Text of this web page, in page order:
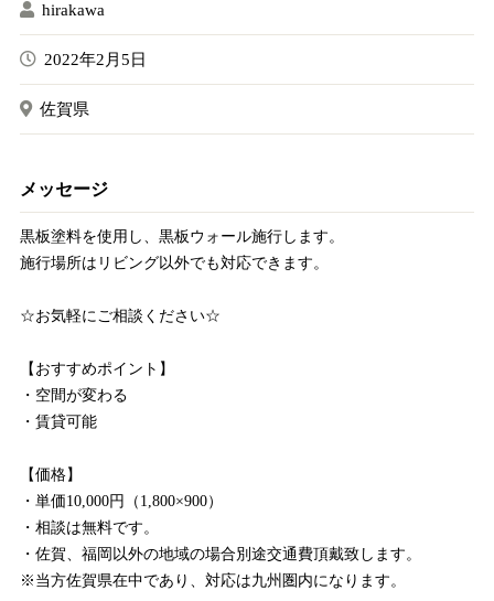
hirakawa
2022年2月5日
佐賀県
メッセージ
黒板塗料を使用し、黒板ウォール施行します。
施行場所はリビング以外でも対応できます。
☆お気軽にご相談ください☆
【おすすめポイント】
・空間が変わる
・賃貸可能
【価格】
・単価10,000円（1,800×900）
・相談は無料です。
・佐賀、福岡以外の地域の場合別途交通費頂戴致します。
※当方佐賀県在中であり、対応は九州圏内になります。